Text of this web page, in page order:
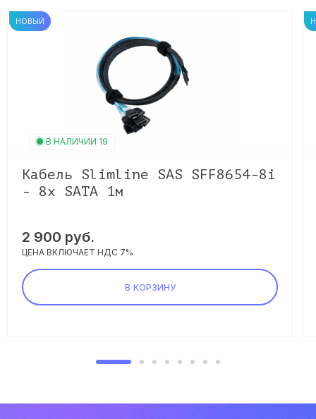
НОВЫЙ
В НАЛИЧИИ 19
Кабель Slimline SAS SFF8654-8i
- 8x SATA 1м
2 900 руб.
ЦЕНА ВКЛЮЧАЕТ НДС 7%
В КОРЗИНУ